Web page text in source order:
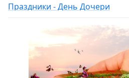
Праздники - День Дочери